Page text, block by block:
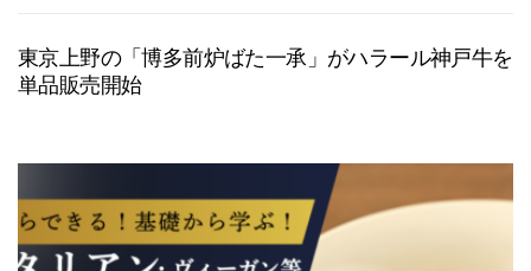
東京上野の「博多前炉ばた一承」がハラール神戸牛を
単品販売開始